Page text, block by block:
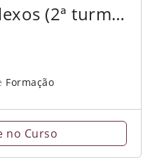
(2ª turma)
Formação
no Curso